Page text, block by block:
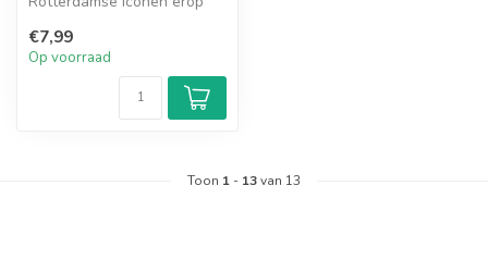
€7,99
Op voorraad
Toon 1 - 13van 13